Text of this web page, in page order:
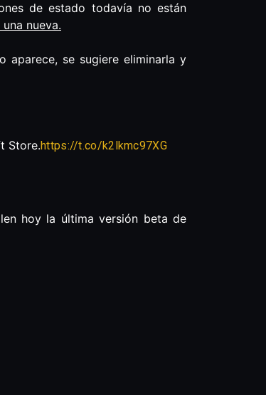
de estado todavía no están
nueva.
se sugiere eliminarla y
Store.https://t.co/k2lkmc97XG
hoy la última versión beta de